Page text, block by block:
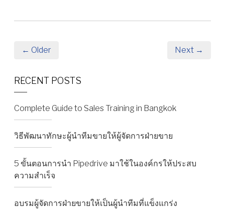
← Older Next →
RECENT POSTS
Complete Guide to Sales Training in Bangkok
วิธีพัฒนาทักษะผู้นำทีมขายให้ผู้จัดการฝ่ายขาย
5 ขั้นตอนการนำ Pipedrive มาใช้ในองค์กรให้ประสบ
ความสำเร็จ
อบรมผู้จัดการฝ่ายขายให้เป็นผู้นำทีมที่แข็งแกร่ง